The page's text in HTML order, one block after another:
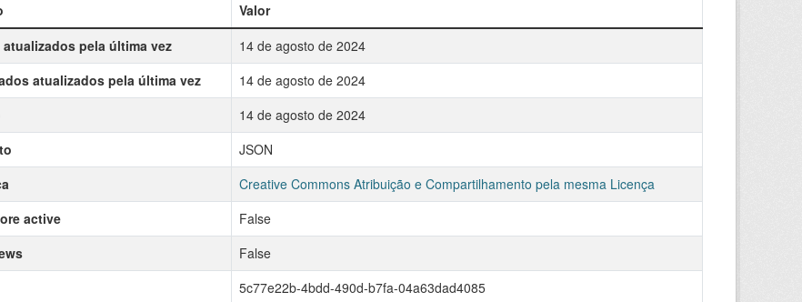
Valor
atualizados pela última vez
14 de agosto de 2024
atualizados pela última vez
14 de agosto de 2024
14 de agosto de 2024
JSON
Creative Commons Atribuição e Compartilhamento pela mesma Licença
active
False
False
5c77e22b-4bdd-490d-b7fa-04a63dad4085